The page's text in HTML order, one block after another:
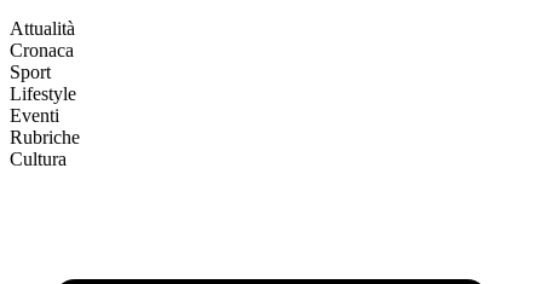
Attualità
Cronaca
Sport
Lifestyle
Eventi
Rubriche
Cultura